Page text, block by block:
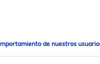
de nuestros
es un arte queNivea®